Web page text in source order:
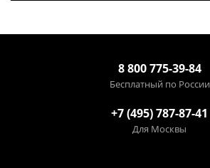
8 800 775-39-84
Бесплатный по России
+7 (495) 787-87-41
Для Москвы